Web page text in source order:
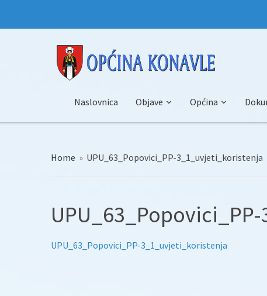
Naslovnica Objave Općina
Home » UPU_63_Popovici_PP-3_1_uvjeti_koristenja
UPU_63_Popovici_PP-3_1_uvjeti_koristenja